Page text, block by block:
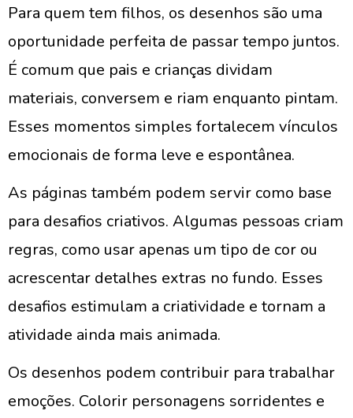
Para quem tem filhos, os desenhos são uma
oportunidade perfeita de passar tempo juntos.
É comum que pais e crianças dividam
materiais, conversem e riam enquanto pintam.
Esses momentos simples fortalecem vínculos
emocionais de forma leve e espontânea.
As páginas também podem servir como base
para desafios criativos. Algumas pessoas criam
regras, como usar apenas um tipo de cor ou
acrescentar detalhes extras no fundo. Esses
desafios estimulam a criatividade e tornam a
atividade ainda mais animada.
Os desenhos podem contribuir para trabalhar
emoções. Colorir personagens sorridentes e